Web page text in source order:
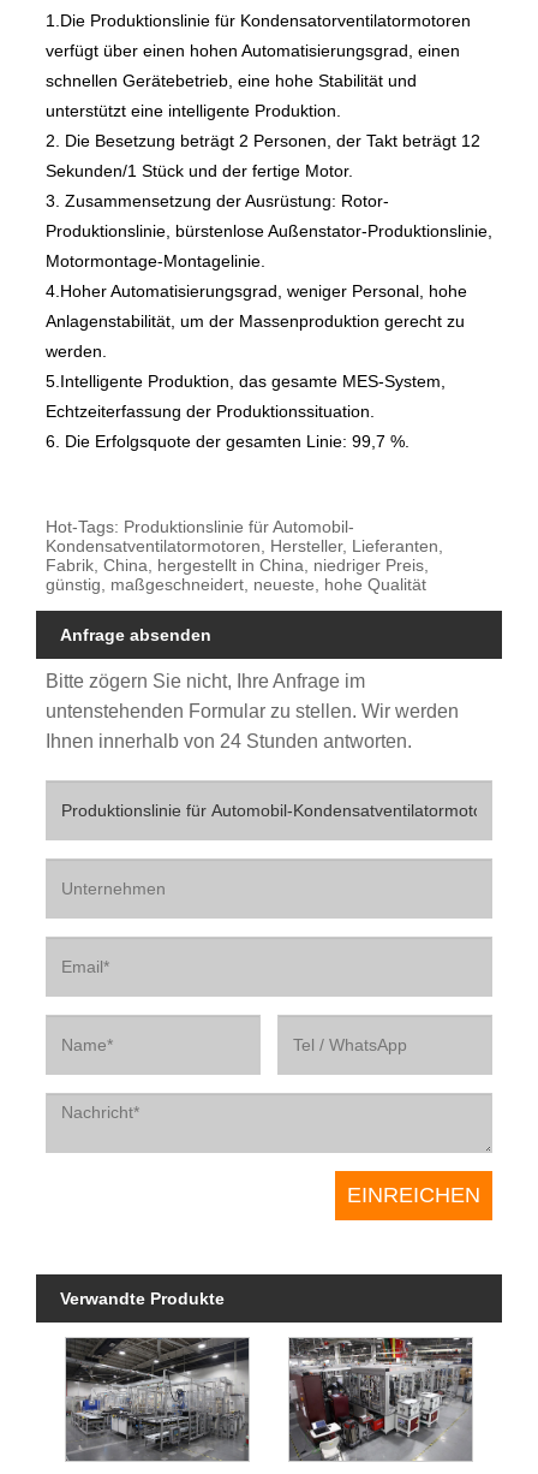
1.Die Produktionslinie für Kondensatorventilatormotoren
verfügt über einen hohen Automatisierungsgrad, einen
schnellen Gerätebetrieb, eine hohe Stabilität und
unterstützt eine intelligente Produktion.
2. Die Besetzung beträgt 2 Personen, der Takt beträgt 12
Sekunden/1 Stück und der fertige Motor.
3. Zusammensetzung der Ausrüstung: Rotor-
Produktionslinie, bürstenlose Außenstator-Produktionslinie,
Motormontage-Montagelinie.
4.Hoher Automatisierungsgrad, weniger Personal, hohe
Anlagenstabilität, um der Massenproduktion gerecht zu
werden.
5.Intelligente Produktion, das gesamte MES-System,
Echtzeiterfassung der Produktionssituation.
6. Die Erfolgsquote der gesamten Linie: 99,7 %.
Hot-Tags: Produktionslinie für Automobil-
Kondensatventilatormotoren, Hersteller, Lieferanten,
Fabrik, China, hergestellt in China, niedriger Preis,
günstig, maßgeschneidert, neueste, hohe Qualität
Anfrage absenden
Bitte zögern Sie nicht, Ihre Anfrage im
untenstehenden Formular zu stellen. Wir werden
Ihnen innerhalb von 24 Stunden antworten.
Verwandte Produkte